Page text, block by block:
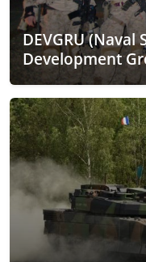
DEVGRU (Naval
Development